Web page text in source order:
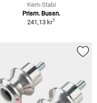
Kern-Stabi
Prism. Bussn.
241,13 kr1